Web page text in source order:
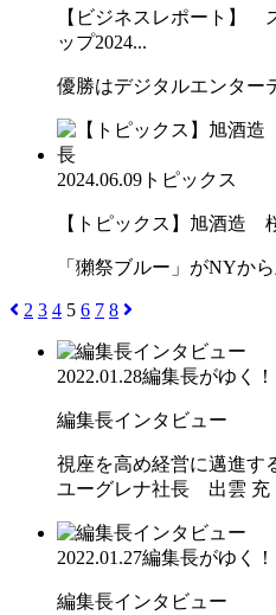
【ビジネスレポート】
ップ2024...
優勝はデジタルエンター
2024.06.09 トピックス
【トピックス】旭酒造
「獺祭ブルー」がNYか
2 3 4 5 6 7 8
2022.01.28編集長がゆく！
編集長インタビュー
視座を高め経営に邁進
ユーグレナ社長 出雲 充
2022.01.27編集長がゆく！
編集長インタビュー